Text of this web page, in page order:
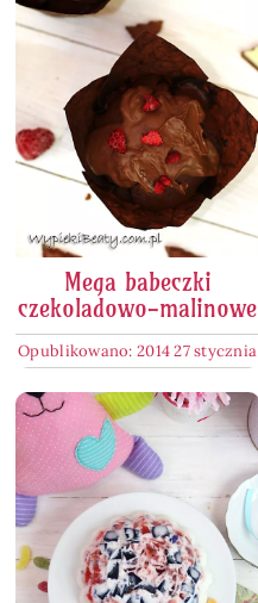
Mega babeczki
czekoladowo-malinowe
Opublikowano: 2014 27 stycznia